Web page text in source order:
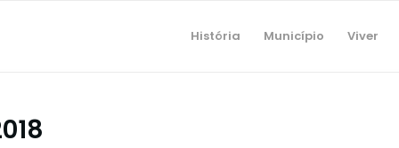
História Município Viver